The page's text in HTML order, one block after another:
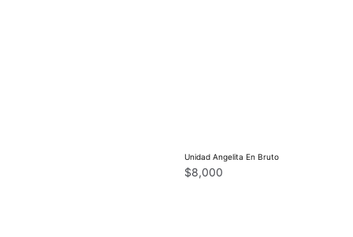
Unidad Angelita En Bruto
$8,000